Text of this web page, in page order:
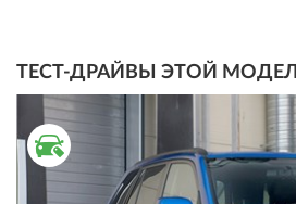
ТЕСТ-ДРАЙВЫ ЭТОЙ
ВТОРИЧНЫЙ РЫНОК